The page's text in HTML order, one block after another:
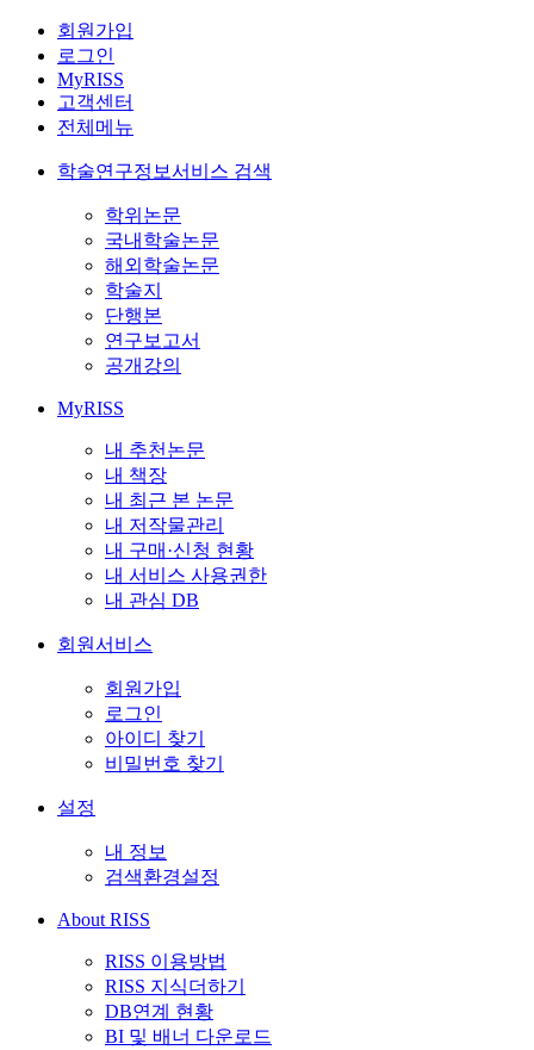
회원가입
로그인
MyRISS
고객센터
전체메뉴
학술연구정보서비스 검색
학위논문
국내학술논문
해외학술논문
학술지
단행본
연구보고서
공개강의
MyRISS
내 추천논문
내 책장
내 최근 본 논문
내 저작물관리
내 구매·신청 현황
내 서비스 사용권한
내 관심 DB
회원서비스
회원가입
로그인
아이디 찾기
비밀번호 찾기
설정
내 정보
검색환경설정
About RISS
RISS 이용방법
RISS 지식더하기
DB연계 현황
BI 및 배너 다운로드